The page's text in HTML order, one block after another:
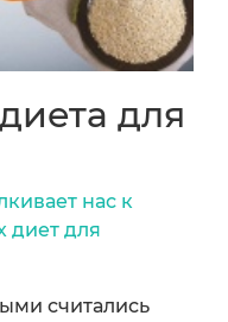
для
нас к
диет для
считались